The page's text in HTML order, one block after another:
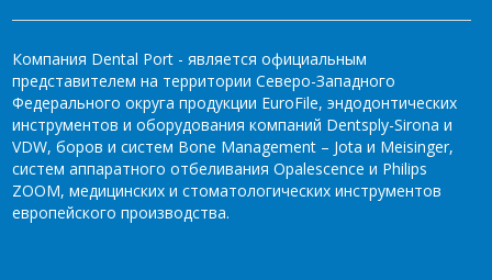
Компания Dental Port - является официальным
представителем на территории Северо-Западного
Федерального округа продукции EuroFile, эндодонтических
инструментов и оборудования компаний Dentsply-Sirona и
VDW, боров и систем Bone Management – Jota и Meisinger,
систем аппаратного отбеливания Opalescence и Philips
ZOOM, медицинских и стоматологических инструментов
европейского производства.